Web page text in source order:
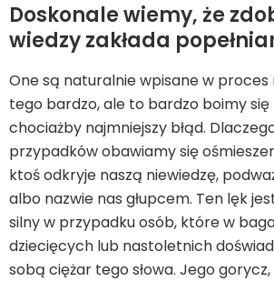
Doskonale wiemy, że
wiedzy zakłada
One są naturalnie wpisane w proces
tego bardzo, ale to bardzo boimy się
chociażby najmniejszy błąd.
przypadków obawiamy się
ktoś odkryje naszą niewiedzę,
albo nazwie nas głupcem. Ten lęk
silny w przypadku osób, które w
dziecięcych lub nastoletnich
sobą ciężar tego słowa. Jego